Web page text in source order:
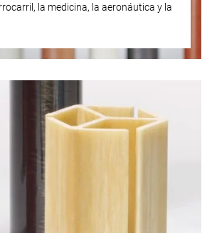
la medicina, la aeronáutica y la